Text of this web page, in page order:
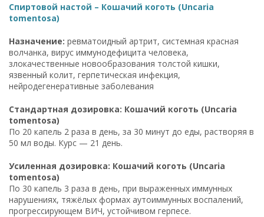
Спиртовой настой – Кошачий коготь (Uncaria
tomentosa)
Назначение: ревматоидный артрит, системная красная
волчанка, вирус иммунодефицита человека,
злокачественные новообразования толстой кишки,
язвенный колит, герпетическая инфекция,
нейродегенеративные заболевания
Стандартная дозировка: Кошачий коготь (Uncaria
tomentosa)
По 20 капель 2 раза в день, за 30 минут до еды, растворяя в
50 мл воды. Курс — 21 день.
Усиленная дозировка: Кошачий коготь (Uncaria
tomentosa)
По 30 капель 3 раза в день, при выраженных иммунных
нарушениях, тяжёлых формах аутоиммунных воспалений,
прогрессирующем ВИЧ, устойчивом герпесе.